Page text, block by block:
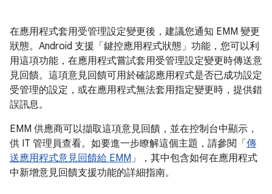
在應用程式套用受管理設定變更後，建議您通知 EMM 變更
狀態。Android 支援「鍵控應用程式狀態」 功能，您可以利
用這項功能，在應用程式嘗試套用受管理設定變更時傳送意
見回饋。這項意見回饋可用於確認應用程式是否已成功設定
受管理的設定，或在應用程式無法套用指定變更時，提供錯
誤訊息。
EMM 供應商可以擷取這項意見回饋，並在控制台中顯示，
供 IT 管理員查看。如要進一步瞭解這個主題，請參閱「 傳
送應用程式意見回饋給 EMM」，其中包含如何在應用程式
中新增意見回饋支援功能的詳細指南。